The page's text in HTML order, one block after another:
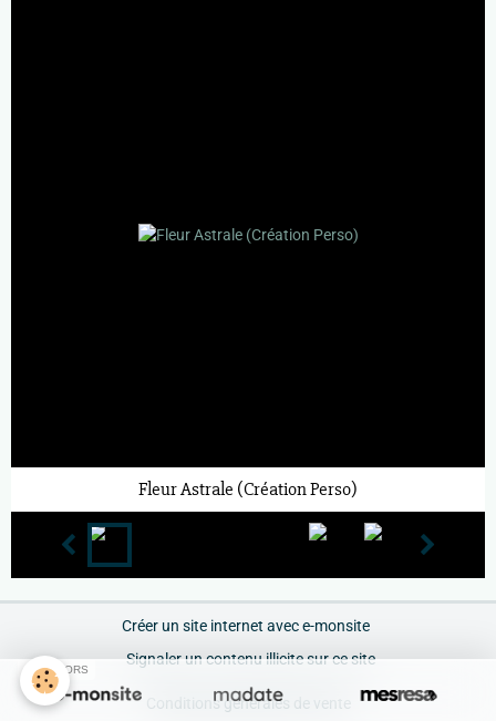
Fleur Astrale (Création Perso)
Créer un site internet avec e-monsite
Signaler un contenu illicite sur ce site
Conditions générales de vente
SPONSORS